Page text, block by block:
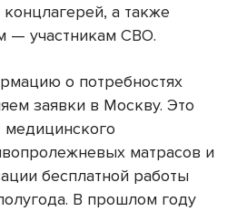
а также
— участникам СВО.
о потребностях
заявки в Москву. Это
матрасов и
бесплатной работы
В прошлом году